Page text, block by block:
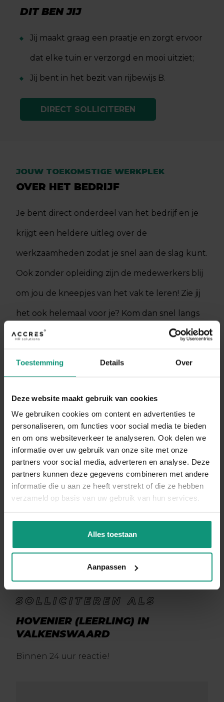
Toestemming Details Over
Deze website maakt gebruik van cookies
We gebruiken cookies om content en advertenties te
personaliseren, om functies voor social media te bieden
en om ons websiteverkeer te analyseren. Ook delen we
informatie over uw gebruik van onze site met onze
partners voor social media, adverteren en analyse. Deze
partners kunnen deze gegevens combineren met andere
informatie die u aan ze heeft verstrekt of die ze hebben
verzameld op basis van uw gebruik van hun services.
Alles toestaan
Aanpassen
DIT BEN JIJ
Jij maakt graag een praatje en zorgt ervoor
dat elke tuin er verzorgd en mooi uitziet;
Jij bent in het bezit van rijbewijs B.
DIRECT SOLLICITEREN
JOUW TOEKOMSTIGE WERKPLEK
OVER HET BEDRIJF
Je bent direct onderdeel van het bedrijf en je
krijgt een heldere uitleg over de
werkzaamheden zodat je snel aan de slag kunt.
Ook zonder opleiding zijn de medewerkers blij
om jou de kneepjes van het vak te leren! Zie jij
het ook helemaal voor je? Kom dan snel langs
om de mogelijkheden te bespreken. Solliciteer
DIRECT SOLLICITEREN
SOLLICITEREN ALS
HOVENIER (LEERLING) IN
VALKENSWAARD
Binnen 24 uur reactie!